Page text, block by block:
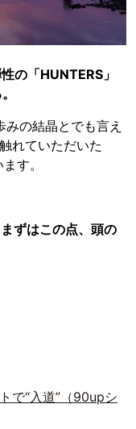
の「HUNTERS」
の結晶とでも言え
れていただいた
す。
ずはこの点、頭の
で“入道”（90upシ